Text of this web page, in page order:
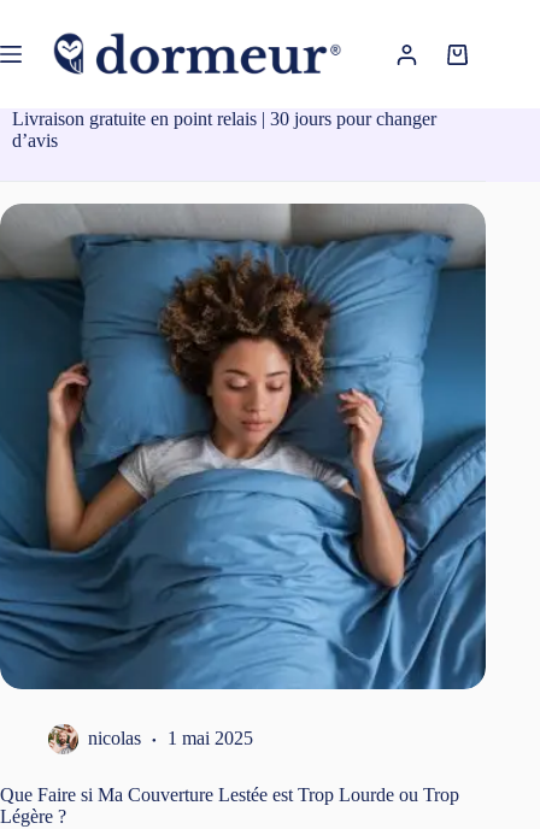
contenu
Panier
Livraison gratuite en point relais | 30 jours pour changer
d’avis
nicolas 1 mai 2025
Que Faire si Ma Couverture Lestée est Trop Lourde ou Trop
Légère ?